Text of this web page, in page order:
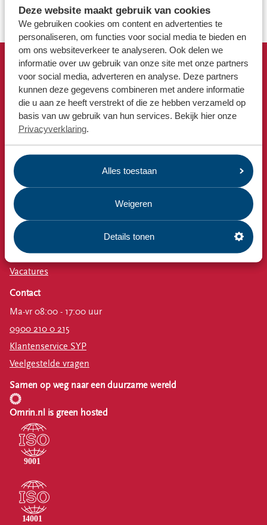
Deze website maakt gebruik van cookies
We gebruiken cookies om content en advertenties te
personaliseren, om functies voor social media te bieden en
om ons websiteverkeer te analyseren. Ook delen we
informatie over uw gebruik van onze site met onze partners
voor social media, adverteren en analyse. Deze partners
kunnen deze gegevens combineren met andere informatie
die u aan ze heeft verstrekt of die ze hebben verzameld op
basis van uw gebruik van hun services. Bekijk hier onze
Privacyverklaring.
Alles toestaan
Weigeren
Details tonen
Werken bij
Voor gemeenten
Voor leveranciers en bezoekers
Snel naar
Afvalkalender
Omrin Afvalapp
Milieustraat
Afspraak milieustraat
Afval aanmelden
Bekijk ook
Nieuws
Emissiecijfers
Omrin Bedrijfsafval
Estafette recyclewinkels
Vacatures
Contact
Ma-vr 08:00 - 17:00 uur
0900 210 0 215
Klantenservice SYP
Veelgestelde vragen
Samen op weg naar een duurzame wereld
Omrin.nl is green hosted